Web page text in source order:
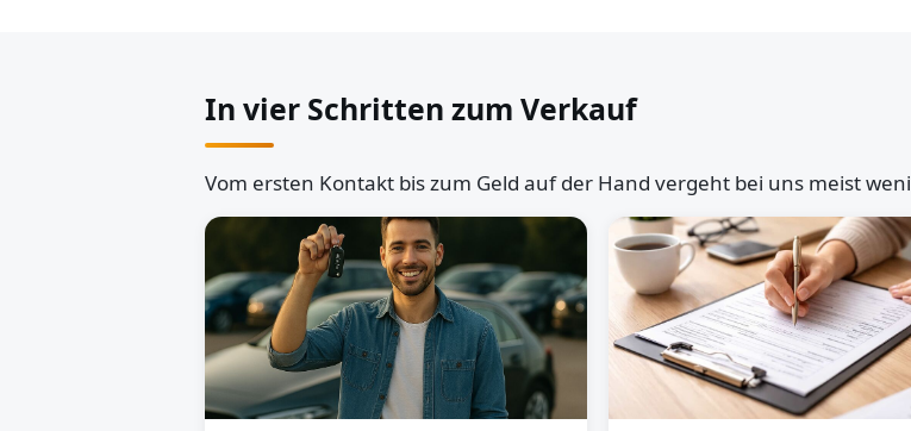
In vier Schritten zum Verkauf
Vom ersten Kontakt bis zum Geld auf der Hand vergeht bei uns meist